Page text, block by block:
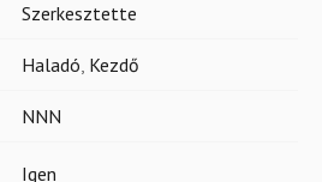
Szerkesztette
Haladó, Kezdő
NNN
Igen